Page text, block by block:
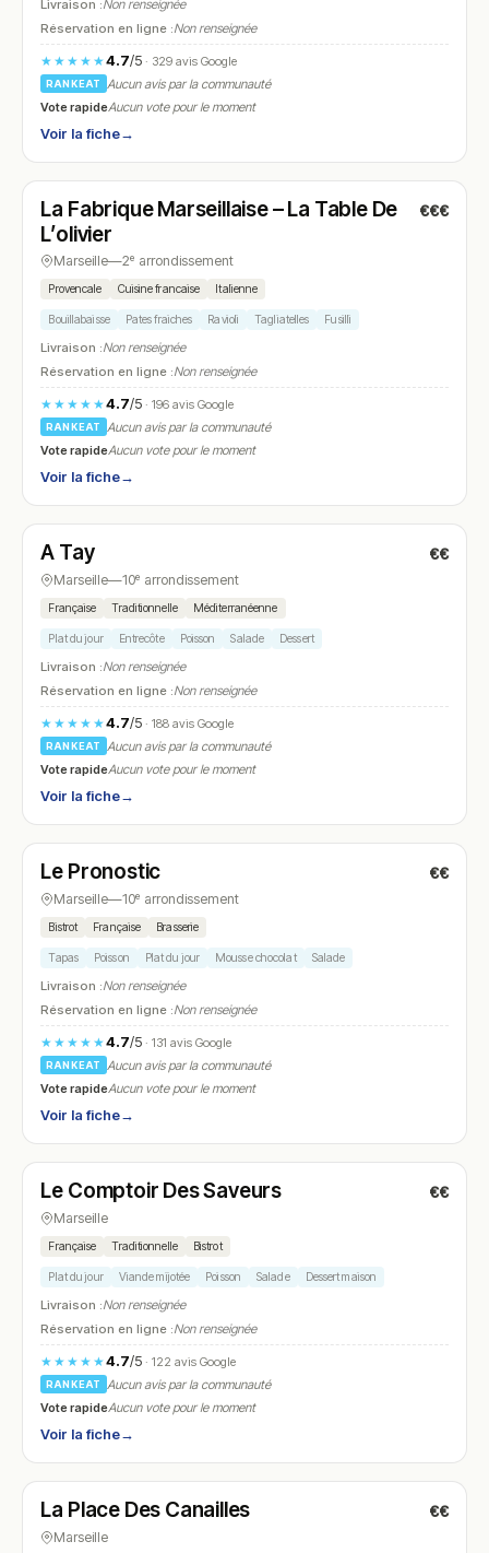
Livraison :Non renseignée
Réservation en ligne :Non renseignée
★★★★★4.7/5· 329 avis Google
RANKEAT
Aucun avis par la communauté
Vote rapideAucun vote pour le moment
Voir la fiche→
N° 17
La Fabrique Marseillaise – La Table De
L’olivier
€€€
Marseille—2ᵉ arrondissement
Provencale Cuisine francaise Italienne
Bouillabaisse Pates fraiches Ravioli Tagliatelles Fusilli
Livraison :Non renseignée
Réservation en ligne :Non renseignée
★★★★★4.7/5· 196 avis Google
RANKEAT
Aucun avis par la communauté
Vote rapideAucun vote pour le moment
Voir la fiche→
N° 18
A Tay €€
Marseille—10ᵉ arrondissement
Française Traditionnelle Méditerranéenne
Plat du jour Entrecôte Poisson Salade Dessert
Livraison :Non renseignée
Réservation en ligne :Non renseignée
★★★★★4.7/5· 188 avis Google
RANKEAT
Aucun avis par la communauté
Vote rapideAucun vote pour le moment
Voir la fiche→
N° 19
Le Pronostic €€
Marseille—10ᵉ arrondissement
Bistrot Française Brasserie
Tapas Poisson Plat du jour Mousse chocolat Salade
Livraison :Non renseignée
Réservation en ligne :Non renseignée
★★★★★4.7/5· 131 avis Google
RANKEAT
Aucun avis par la communauté
Vote rapideAucun vote pour le moment
Voir la fiche→
N° 20
Le Comptoir Des Saveurs €€
Marseille
Française Traditionnelle Bistrot
Plat du jour Viande mijotée Poisson Salade Dessert maison
Livraison :Non renseignée
Réservation en ligne :Non renseignée
★★★★★4.7/5· 122 avis Google
RANKEAT
Aucun avis par la communauté
Vote rapideAucun vote pour le moment
Voir la fiche→
N° 21
La Place Des Canailles €€
Marseille